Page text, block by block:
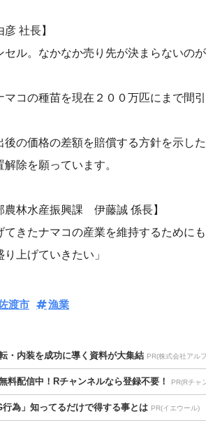
社長】
セル。なかなか売り先が決まらないのが
マコの種苗を現在２００万匹にまで間
後の価格の差額を賠償する方針を示し
除を願っています。
農林水産振興課 伊藤誠 係長】
てきたナマコの産業を維持するため
上げていきたい」
渡市 漁業
・内装を成功に導く資料が大集結 PR(株式会社アル
料配信中！Rチャンネルなら登録不要！ PR(Rチャ
行為」知ってるだけで得する事とは PR(イエウール)